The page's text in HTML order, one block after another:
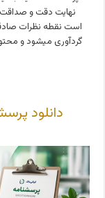
نهایت دقت و صداقت
است نقطه نظرات
گردآوری می­شود و